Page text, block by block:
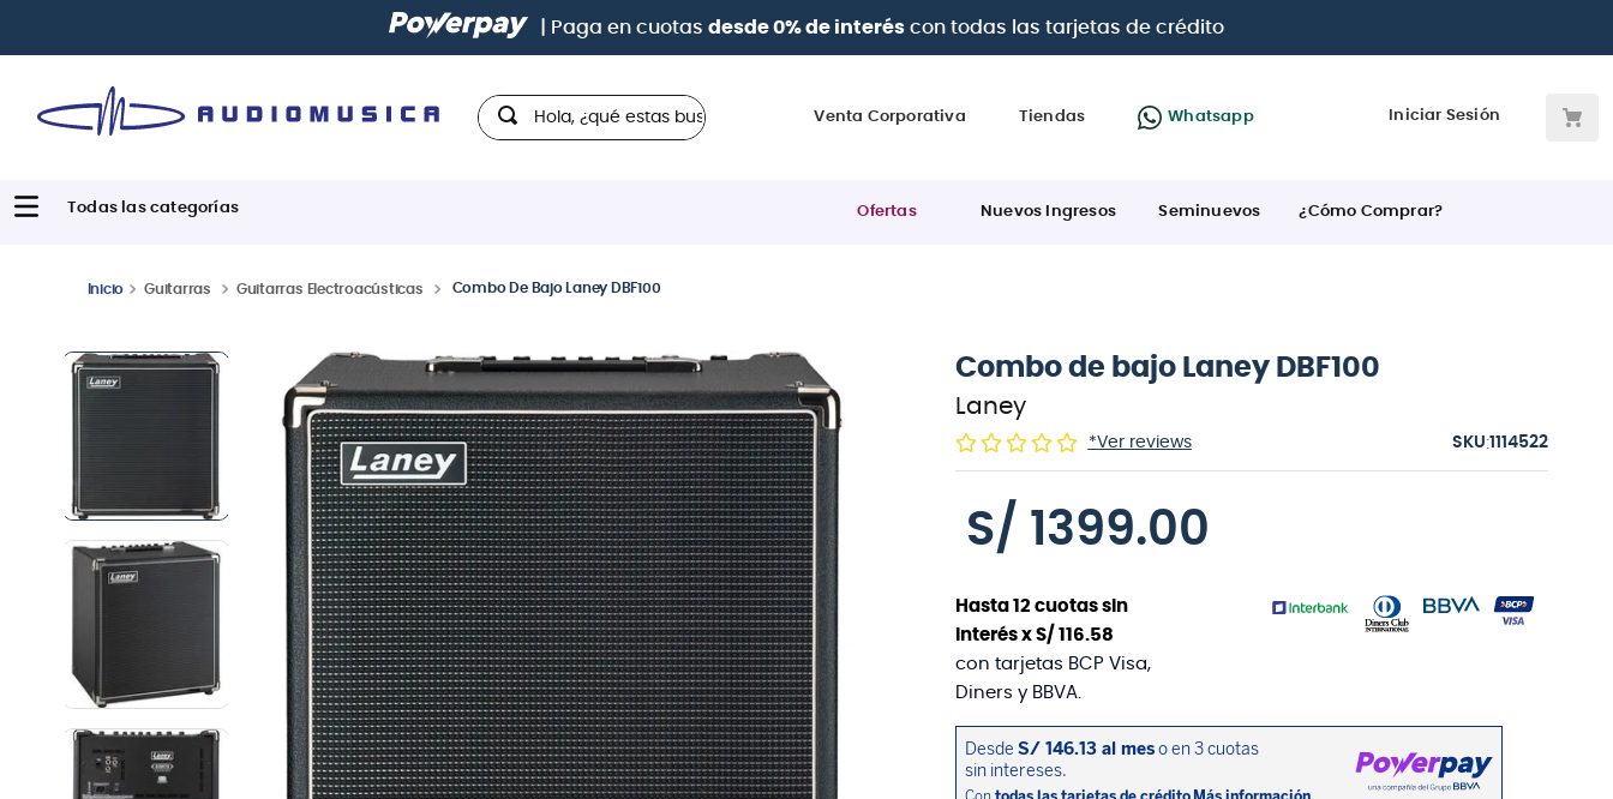
Paga conhasta 12 cuotas sin interesescon tarjetasBCP Visa, Diners, BBVA e Interbank
Hola, ¿qué estas buscando?
Venta Corporativa Tiendas Whatsapp Iniciar Sesión
Ofertas Nuevos Ingresos Seminuevos ¿Cómo Comprar?
Guitarras Guitarras Electroacústicas Combo De Bajo Laney DBF100
Combo de bajo Laney DBF100
Laney
*Ver reviews :1114522
S/ 1399.00
Hasta 12cuotas sin
interés x S/ 116.58
con tarjetas BCP Visa,
Diners y BBVA.